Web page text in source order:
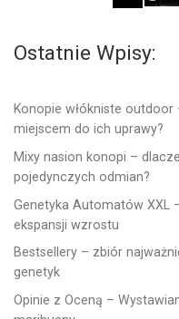
Ostatnie Wpisy:
Konopie włókniste
miejscem do ich uprawy?
Mixy nasion konopi –
pojedynczych odmian?
Genetyka Automatów XXL
ekspansji wzrostu
Bestsellery – zbiór
genetyk
Opinie z Oceną –